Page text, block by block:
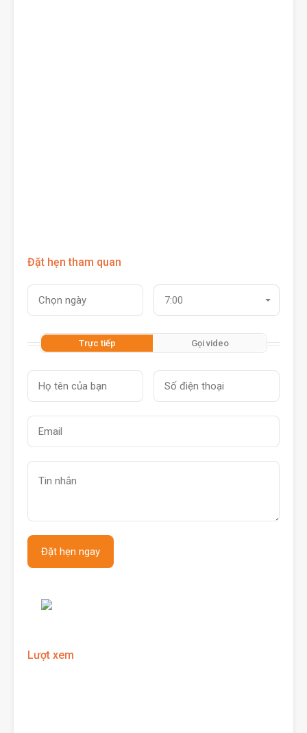
Đặt hẹn tham quan
7:00
Trực tiếp Gọi video
Lượt xem